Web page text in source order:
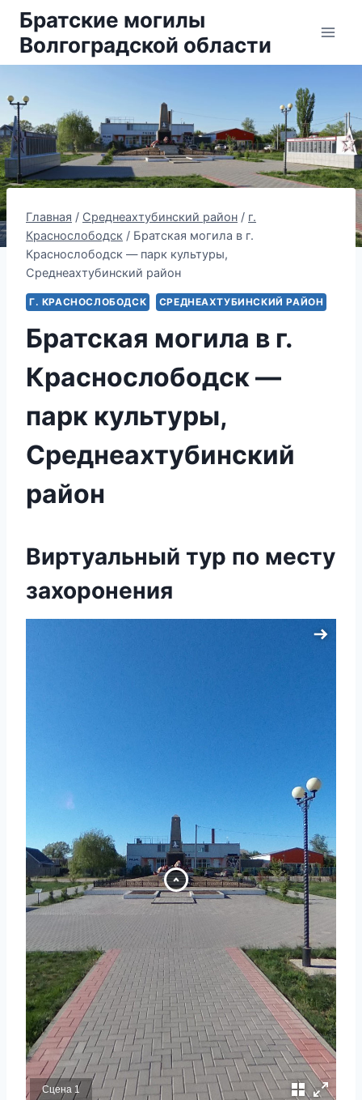
Перейти
содержанию
Братские могилы
Волгоградской области
Главная / Среднеахтубинский район / г.
Краснослободск / Братская могила в г.
Краснослободск — парк культуры,
Среднеахтубинский район
Г. КРАСНОСЛОБОДСК СРЕДНЕАХТУБИНСКИЙ РАЙОН
Братская могила в г.
Краснослободск —
парк культуры,
Среднеахтубинский
район
Виртуальный тур по месту
захоронения
Сцена 1